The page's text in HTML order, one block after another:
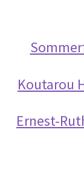
をもた
【微細定数
Koutarou
Ernest-